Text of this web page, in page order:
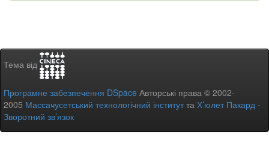
Тема від
Програмне забезпечення DSpace Авторські права © 2002-
2005 Массачусетський технологічний інститутта Х’юлет Пакард -
Зворотний зв’язок